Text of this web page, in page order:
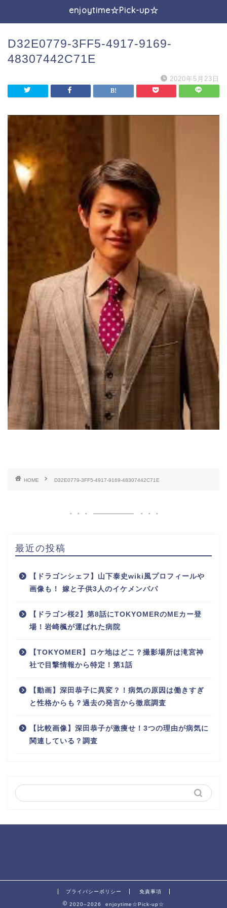
enjoytime☆Pick-up☆
D32E0779-3FF5-4917-9169-
48307442C71E
2020年5月23日
HOME D32E0779-3FF5-4917-9169-48307442C71E
最近の投稿
【ドラゴンシェフ】山下泰史wiki風プロフィールや
画像も！ 嫁と子供3人のイケメンパパ
【ドラゴン桜2】第8話にTOKYOMERのMEカー登
場！岩崎楓が運ばれた病院
【TOKYOMER】ロケ地はどこ？撮影場所は滝宮神
社で目撃情報から特定！第1話
【動画】深田恭子に異変？！病気の原因は働きすぎ
と性格からも？過去の発言から徹底調査
【比較画像】深田恭子が激痩せ！3つの理由が病気に
関連している？調査
プライバシーポリシー 免責事項
2020–2026 enjoytime☆Pick-up☆